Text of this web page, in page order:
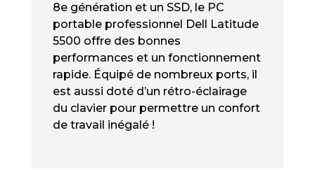
INTEL
POUCES
8e génération et un SSD, le PC
portable professionnel Dell Latitude
5500 offre des bonnes
performances et un fonctionnement
rapide. Équipé de nombreux ports, il
est aussi doté d’un rétro-éclairage
du clavier pour permettre un confort
de travail inégalé !